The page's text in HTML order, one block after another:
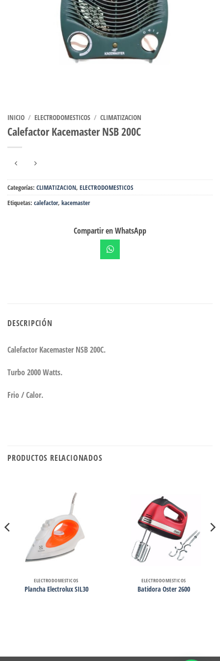
INICIO / ELECTRODOMESTICOS / CLIMATIZACION
Calefactor Kacemaster NSB 200C
Categorías: CLIMATIZACION, ELECTRODOMESTICOS
Etiquetas: calefactor, kacemaster
Compartir en WhatsApp
DESCRIPCIÓN
Calefactor Kacemaster NSB 200C.
Turbo 2000 Watts.
Frio / Calor.
PRODUCTOS RELACIONADOS
ELECTRODOMESTICOS
Plancha Electrolux SIL30
ELECTRODOMESTICOS
Batidora Oster 2600